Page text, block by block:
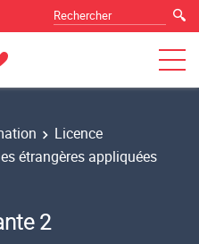
Licence
étrangères appliquées
2